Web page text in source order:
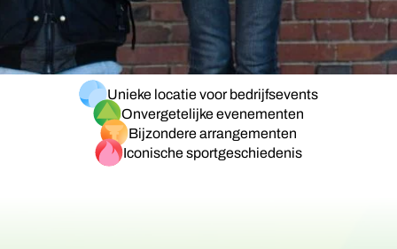
Unieke locatie voor bedrijfsevents
Onvergetelijke evenementen
Bijzondere arrangementen
Iconische sportgeschiedenis